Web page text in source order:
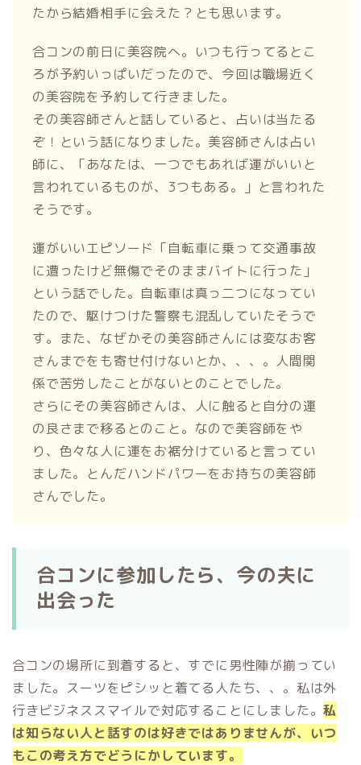
たから結婚相手に会えた？とも思います。
合コンの前日に美容院へ。いつも行ってるとこ
ろが予約いっぱいだったので、今回は職場近く
の美容院を予約して行きました。
その美容師さんと話していると、占いは当たる
ぞ！という話になりました。美容師さんは占い
師に、「あなたは、一つでもあれば運がいいと
言われているものが、3つもある。」と言われた
そうです。
運がいいエピソード「自転車に乗って交通事故
に遭ったけど無傷でそのままバイトに行った」
という話でした。自転車は真っ二つになってい
たので、駆けつけた警察も混乱していたそうで
す。また、なぜかその美容師さんには変なお客
さんまでをも寄せ付けないとか、、、。人間関
係で苦労したことがないとのことでした。
さらにその美容師さんは、人に触ると自分の運
の良さまで移るとのこと。なので美容師をや
り、色々な人に運をお裾分けていると言ってい
ました。とんだハンドパワーをお持ちの美容師
さんでした。
合コンに参加したら、今の夫に
出会った
合コンの場所に到着すると、すでに男性陣が揃ってい
ました。スーツをピシッと着てる人たち、、。私は外
行きビジネススマイルで対応することにしました。私
は知らない人と話すのは好きではありませんが、いつ
もこの考え方でどうにかしています。